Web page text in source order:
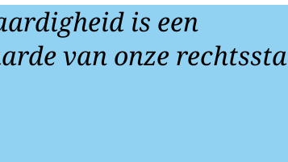
is een
van onze